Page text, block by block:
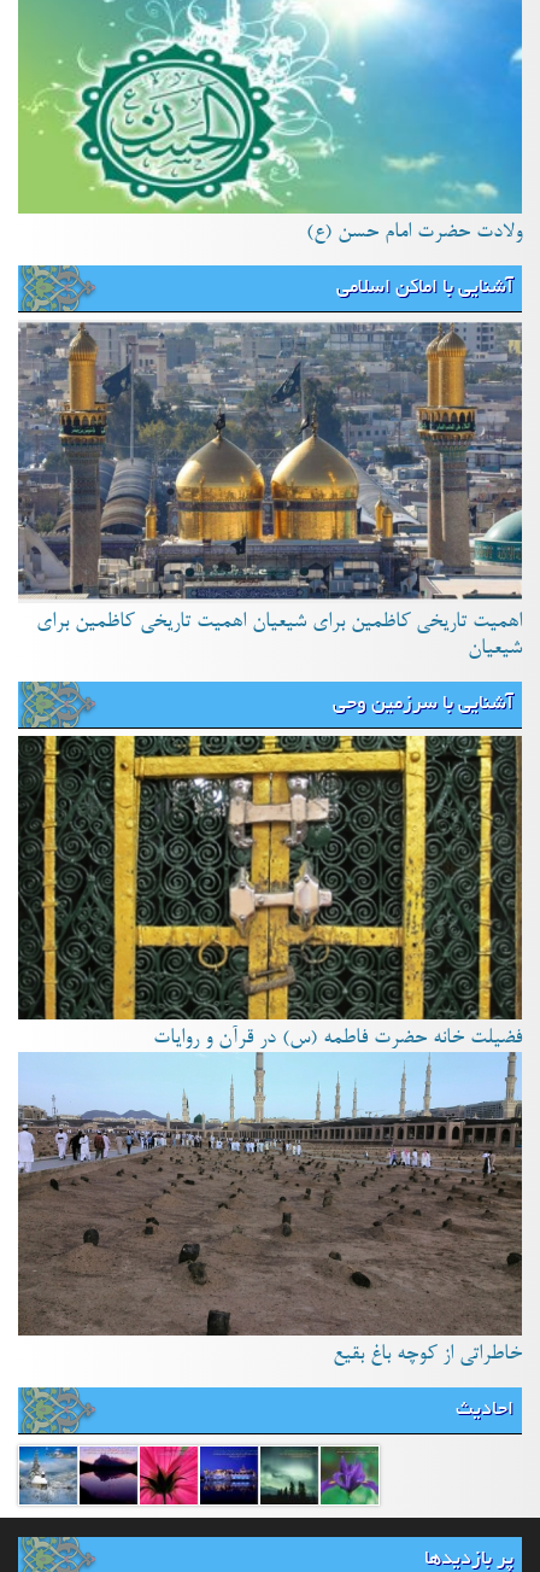
ولادت حضرت امام حسن (ع)
آشنایی با اماکن اسلامی
اهمیت تاریخی کاظمین برای شیعیان اهمیت تاریخی کاظمین برای
شیعیان
آشنایی با سرزمین وحی
فضیلت خانه حضرت فاطمه (س) در قرآن و روایات
خاطراتی از کوچه باغ بقیع
احادیث
پر بازدیدها